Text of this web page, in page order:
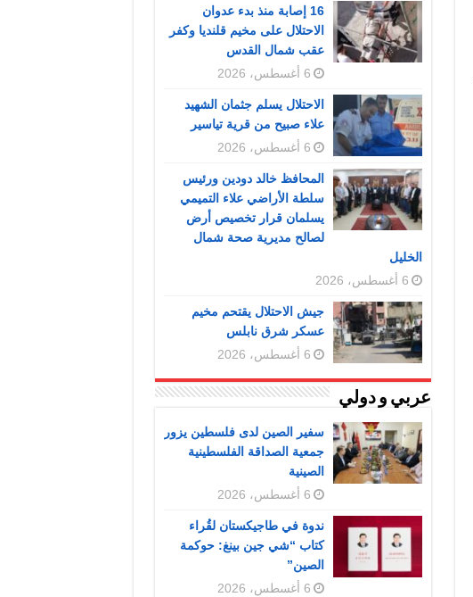
16 إصابة منذ بدء عدوان
الاحتلال على مخيم قلنديا وكفر
عقب شمال القدس
6 أغسطس، 2026
الاحتلال يسلم جثمان الشهيد
علاء صبيح من قرية تياسير
6 أغسطس، 2026
المحافظ خالد دودين ورئيس
سلطة الأراضي علاء التميمي
يسلمان قرار تخصيص أرض
لصالح مديرية صحة شمال
الخليل
6 أغسطس، 2026
جيش الاحتلال يقتحم مخيم
عسكر شرق نابلس
6 أغسطس، 2026
عربي و دولي
سفير الصين لدى فلسطين يزور
جمعية الصداقة الفلسطينية
الصينية
6 أغسطس، 2026
ندوة في طاجيكستان لقُراء
كتاب “شي جين بينغ: حوكمة
الصين”
6 أغسطس، 2026